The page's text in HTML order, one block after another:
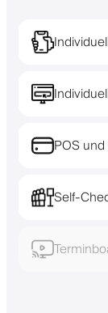
POS
Self-